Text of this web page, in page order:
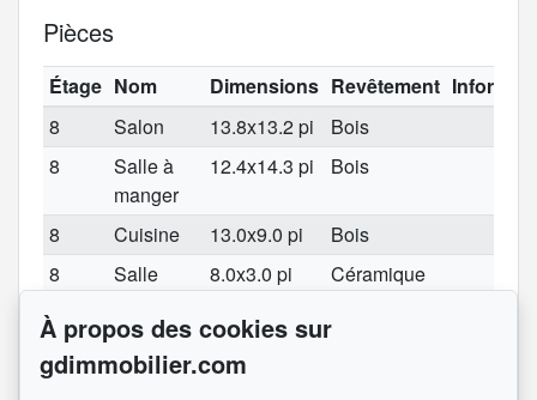
Pièces
Étage Nom Dimensions Revêtement
8
Salon 13.8x13.2 pi
Bois
8
Salle à
manger
12.4x14.3 pi Bois
8 Cuisine 13.0x9.0 pi
Bois
8
Salle
8.0x3.0 pi Céramique
9
Chambre
à coucher
13.2x11.0 pi
À propos des cookies sur
gdimmobilier.com